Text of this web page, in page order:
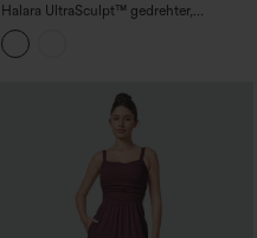
Halara UltraSculpt™ gedrehter,
rückenfreier Bootcut-Trainings-
Jumpsuit mit Bauchformung,
pohebendem Effekt und Taschen –